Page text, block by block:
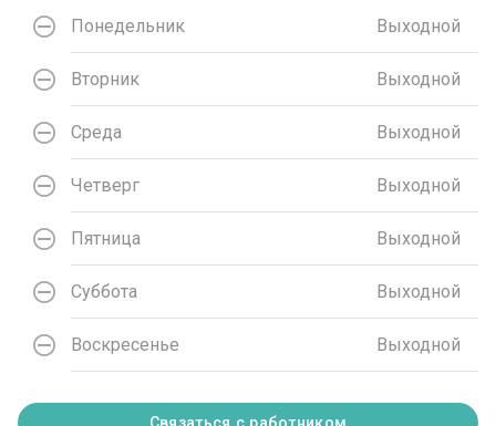
Понедельник Выходной
Вторник Выходной
Среда Выходной
Четверг Выходной
Пятница Выходной
Суббота Выходной
Воскресенье Выходной